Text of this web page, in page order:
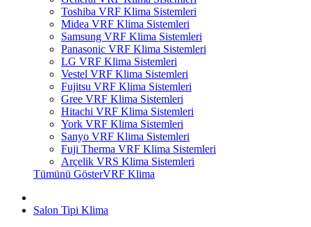
Toshiba VRF Klima Sistemleri
Midea VRF Klima Sistemleri
Samsung VRF Klima Sistemleri
Panasonic VRF Klima Sistemleri
LG VRF Klima Sistemleri
Vestel VRF Klima Sistemleri
Fujitsu VRF Klima Sistemleri
Gree VRF Klima Sistemleri
Hitachi VRF Klima Sistemleri
York VRF Klima Sistemleri
Sanyo VRF Klima Sistemleri
Fuji Therma VRF Klima Sistemleri
Arçelik VRS Klima Sistemleri
Tümünü GösterVRF Klima
Salon Tipi Klima